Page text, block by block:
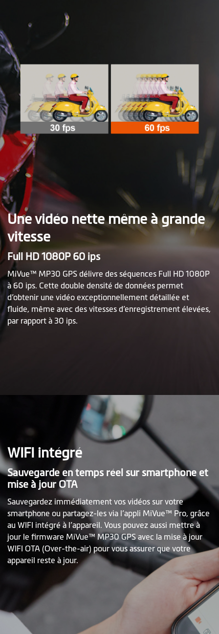
Une vidéo nette même à grande
vitesse
Full HD 1080P 60 ips
MiVue™ MP30 GPS délivre des séquences Full HD 1080P
à 60 ips. Cette double densité de données permet
d’obtenir une vidéo exceptionnellement détaillée et
fluide, même avec des vitesses d’enregistrement élevées,
par rapport à 30 ips.
WIFI intégré
Sauvegarde en temps réel sur smartphone et
mise à jour OTA
Sauvegardez immédiatement vos vidéos sur votre
smartphone ou partagez-les via l’appli MiVue™ Pro, grâce
au WIFI intégré à l’appareil. Vous pouvez aussi mettre à
jour le firmware MiVue™ MP30 GPS avec la mise à jour
WIFI OTA (Over-the-air) pour vous assurer que votre
appareil reste à jour.